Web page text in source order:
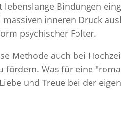
lebenslange Bindungen
inneren Druck
psychischer Folter.
Methode auch bei
fördern. Was für eine
und Treue bei der